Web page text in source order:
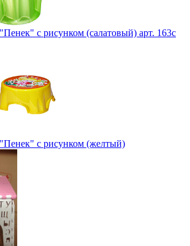
с рисунком (салатовый) арт. 163с
с рисунком (желтый)